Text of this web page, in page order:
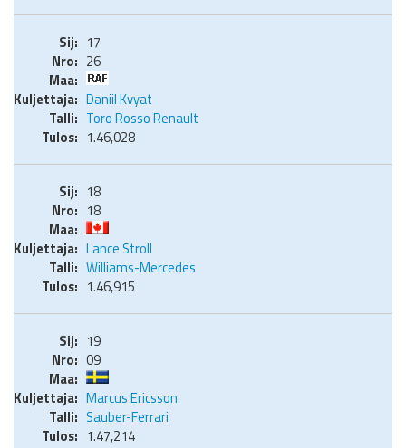
17
26
Daniil Kvyat
Toro Rosso Renault
1.46,028
18
18
Lance Stroll
Williams-Mercedes
1.46,915
19
09
Marcus Ericsson
Sauber-Ferrari
1.47,214